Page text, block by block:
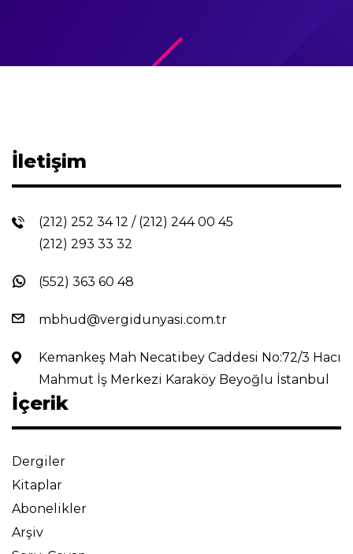
İletişim
(212) 252 34 12 / (212) 244 00 45
(212) 293 33 32
(552) 363 60 48
mbhud@vergidunyasi.com.tr
Kemankeş Mah Necatibey Caddesi No:72/3 Hacı
Mahmut İş Merkezi Karaköy Beyoğlu İstanbul
İçerik
Dergiler
Kitaplar
Abonelikler
Arşiv